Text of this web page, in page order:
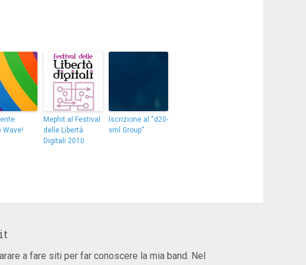
Wave!
Mephit al Festival
delle Libertà
Digitali 2010
Iscrizione al “d20-
xml Group”
a fare siti per far conoscere la mia band. Nel